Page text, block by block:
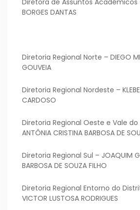
Diretora de Assuntos Acadêmicos
BORGES DANTAS
Diretoria Regional Norte – DIEGO
GOUVEIA
Diretoria Regional Nordeste –
CARDOSO
Diretoria Regional Oeste e Vale
ANTÔNIA CRISTINA BARBOSA DE
Diretoria Regional Sul – JOAQUIM
BARBOSA DE SOUZA FILHO
Diretoria Regional Entorno do
VICTOR LUSTOSA RODRIGUES